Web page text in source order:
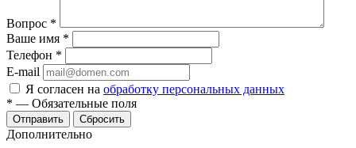
Вопрос *
Ваше имя *
Телефон *
E-mail
Я согласен на обработку персональных данных
* — Обязательные поля
Отправить Сбросить
Дополнительно